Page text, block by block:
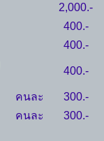
2,000.-
400.-
400.-
400.-
คนละ
300.-
คนละ
300.-